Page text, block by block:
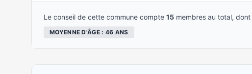
Le conseil de cette commune compte 15 membres au total, dont
MOYENNE D'ÂGE : 46 ANS